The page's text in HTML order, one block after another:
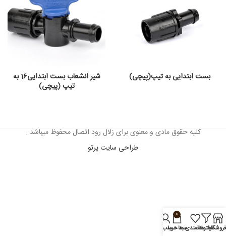
بست ابتدایی به تیپ(پیچی) شیر انشعاب بست ابتدایی16 به
تیپ (پیچی)
کلیه حقوق مادی و معنوی برای زلال رود اتصال محفوظ میباشد .
طراحی سایت پرتو
فروشگاهفیلترهاعلاقمندی ها
0
سبد خریدحساب من